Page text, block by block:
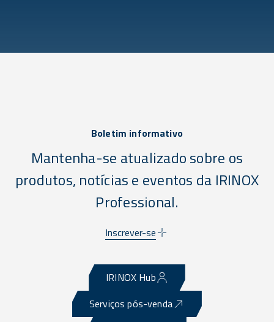
Boletim informativo
Mantenha-se atualizado sobre os
produtos, notícias e eventos da IRINOX
Professional.
Inscrever-se
IRINOX Hub
Serviços pós-venda